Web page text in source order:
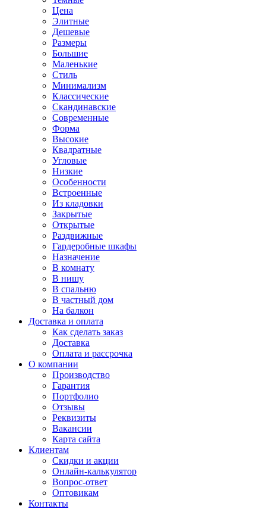
Цена
Элитные
Дешевые
Размеры
Большие
Маленькие
Стиль
Минимализм
Классические
Скандинавские
Современные
Форма
Высокие
Квадратные
Угловые
Низкие
Особенности
Встроенные
Из кладовки
Закрытые
Открытые
Раздвижные
Гардеробные шкафы
Назначение
В комнату
В нишу
В спальню
В частный дом
На балкон
Доставка и оплата
Как сделать заказ
Доставка
Оплата и рассрочка
О компании
Производство
Гарантия
Портфолио
Отзывы
Реквизиты
Вакансии
Карта сайта
Клиентам
Скидки и акции
Онлайн-калькулятор
Вопрос-ответ
Оптовикам
Контакты